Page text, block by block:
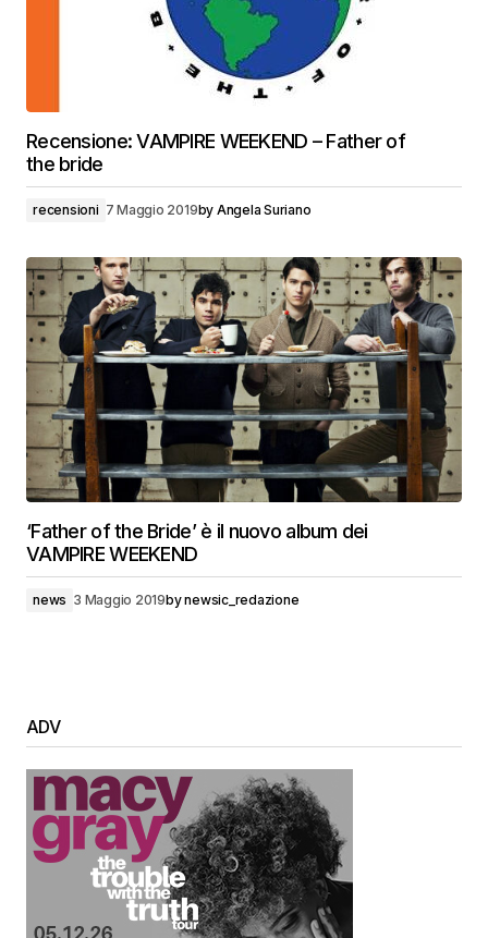
Recensione: VAMPIRE WEEKEND – Father of
the bride
recensioni 7 Maggio 2019by Angela Suriano
‘Father of the Bride’ è il nuovo album dei
VAMPIRE WEEKEND
news 3 Maggio 2019bynewsic_redazione
ADV